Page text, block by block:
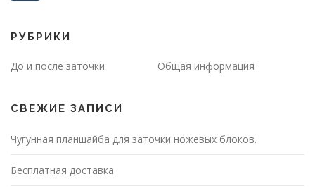
РУБРИКИ
До и после заточки Общая информация
СВЕЖИЕ ЗАПИСИ
Чугунная планшайба для заточки ножевых блоков.
Бесплатная доставка